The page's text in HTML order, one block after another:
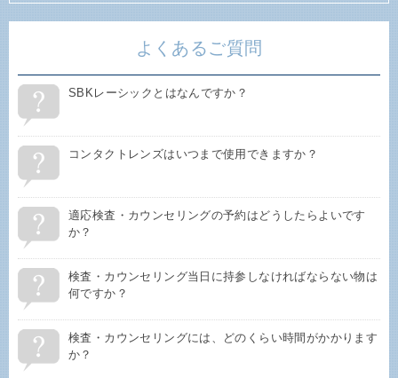
よくあるご質問
SBKレーシックとはなんですか？
コンタクトレンズはいつまで使用できますか？
適応検査・カウンセリングの予約はどうしたらよいです
か？
検査・カウンセリング当日に持参しなければならない物は
何ですか？
検査・カウンセリングには、どのくらい時間がかかります
か？